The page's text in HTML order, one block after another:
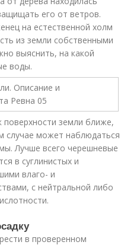
его от ветров.
на естественной холм
из земли собственными
выяснить, на какой
воды.
земли ближе,
случае может наблюдаться
Лучше всего черешневые
в суглинистых и
влаго- и
с нейтральной либо
в проверенном